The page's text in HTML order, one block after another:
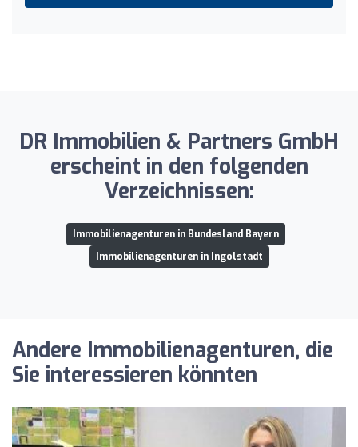
DR Immobilien & Partners GmbH
erscheint in den folgenden
Verzeichnissen:
Immobilienagenturen in Bundesland Bayern
Immobilienagenturen in Ingolstadt
Andere Immobilienagenturen, die
Sie interessieren könnten